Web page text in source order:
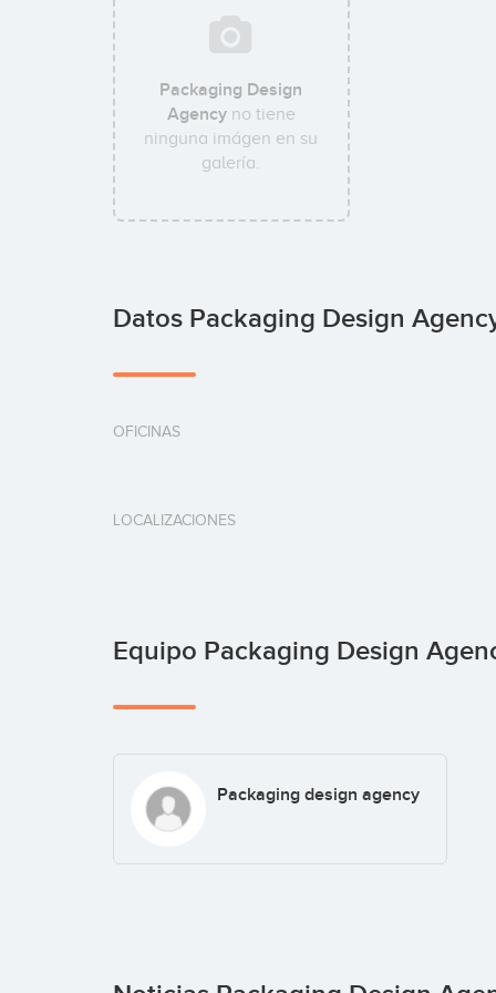
Packaging Design
Agencyno tiene
ninguna imágen en su
galería.
Datos Packaging Design
OFICINAS
LOCALIZACIONES
Equipo Packaging Design
Packaging design agency